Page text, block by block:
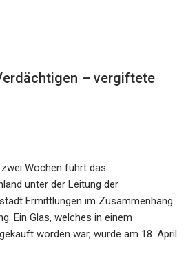
– vergiftete
Wochen führt das
unter der Leitung der
Ermittlungen im Zusammenhang
Ein Glas, welches in einem
worden war, wurde am 18. April